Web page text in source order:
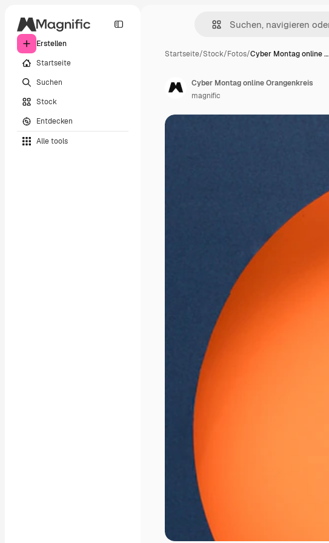
Erstellen
Startseite
Suchen
Stock
Entdecken
Alle tools
Startseite/Stock/Fotos/Cyber Montag online …
Cyber Montag online Orangenkreis
magnific